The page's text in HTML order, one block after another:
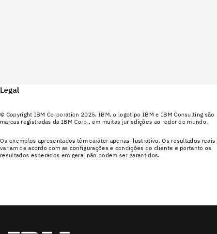
Legal
© Copyright IBM Corporation 2025. IBM, o logotipo IBM e IBM Consulting são
marcas registradas da IBM Corp., em muitas jurisdições ao redor do mundo.
Os exemplos apresentados têm caráter apenas ilustrativo. Os resultados reais
variam de acordo com as configurações e condições do cliente e portanto os
resultados esperados em geral não podem ser garantidos.